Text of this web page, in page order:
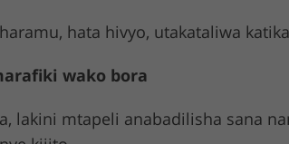
hata hivyo, utakataliwa
wako bora
lakini mtapeli anabadilisha sana